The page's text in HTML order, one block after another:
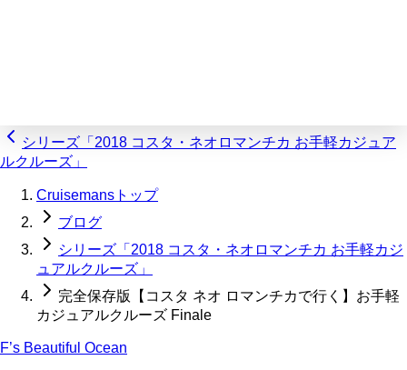
シリーズ「2018 コスタ・ネオロマンチカ お手軽カジュア
ルクルーズ」
Cruisemansトップ
ブログ
シリーズ「2018 コスタ・ネオロマンチカ お手軽カジ
ュアルクルーズ」
完全保存版【コスタ ネオ ロマンチカで行く】お手軽
カジュアルクルーズ Finale
F’s Beautiful Ocean